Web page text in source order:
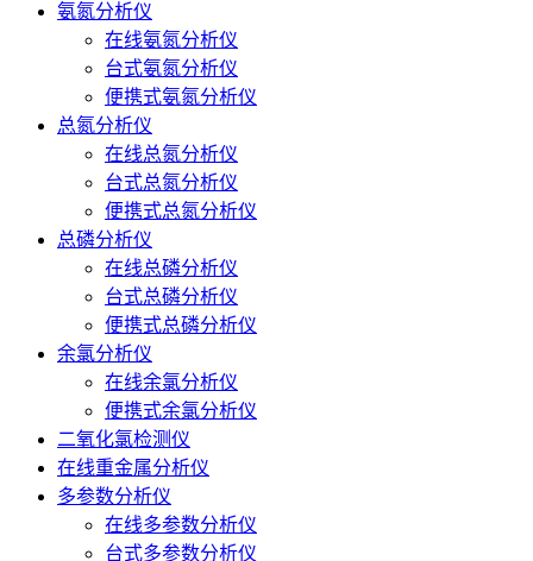
氨氮分析仪
在线氨氮分析仪
台式氨氮分析仪
便携式氨氮分析仪
总氮分析仪
在线总氮分析仪
台式总氮分析仪
便携式总氮分析仪
总磷分析仪
在线总磷分析仪
台式总磷分析仪
便携式总磷分析仪
余氯分析仪
在线余氯分析仪
便携式余氯分析仪
二氧化氯检测仪
在线重金属分析仪
多参数分析仪
在线多参数分析仪
台式多参数分析仪